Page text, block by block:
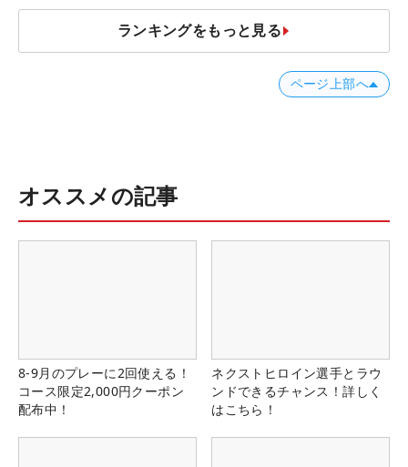
ランキングをもっと見る
ページ上部へ
オススメの記事
8-9月のプレーに2回使える！
コース限定2,000円クーポン
配布中！
ネクストヒロイン選手とラウ
ンドできるチャンス！詳しく
はこちら！